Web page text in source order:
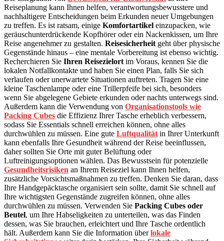
Reiseplanung kann Ihnen helfen, verantwortungsbewusstere und
nachhaltigere Entscheidungen beim Erkunden neuer Umgebungen
zu treffen. Es ist ratsam, einige Komfortartikel einzupacken, wie
geräuschunterdrückende Kopfhörer oder ein Nackenkissen, um Ihre
Reise angenehmer zu gestalten. Reisesicherheit geht über physische
Gegenstände hinaus – eine mentale Vorbereitung ist ebenso wichtig.
Recherchieren Sie Ihren Reisezielort im Voraus, kennen Sie die
lokalen Notfallkontakte und haben Sie einen Plan, falls Sie sich
verlaufen oder unerwartete Situationen auftreten. Tragen Sie eine
kleine Taschenlampe oder eine Trillerpfeife bei sich, besonders
wenn Sie abgelegene Gebiete erkunden oder nachts unterwegs sind.
Außerdem kann die Verwendung von Organisationstools wie
Packing Cubes die Effizienz Ihrer Tasche erheblich verbessern,
sodass Sie Essentials schnell erreichen können, ohne alles
durchwühlen zu müssen. Eine gute Luftqualität in Ihrer Unterkunft
kann ebenfalls Ihre Gesundheit während der Reise beeinflussen,
daher sollten Sie Orte mit guter Belüftung oder
Luftreinigungsoptionen wählen. Das Bewusstsein für potenzielle
Gesundheitsrisiken an Ihrem Reiseziel kann Ihnen helfen,
zusätzliche Vorsichtsmaßnahmen zu treffen. Denken Sie daran, dass
Ihre Handgepäcktasche organisiert sein sollte, damit Sie schnell auf
Ihre wichtigsten Gegenstände zugreifen können, ohne alles
durchwühlen zu müssen. Verwenden Sie Packing Cubes oder
Beutel, um Ihre Habseligkeiten zu unterteilen, was das Finden
dessen, was Sie brauchen, erleichtert und Ihre Tasche ordentlich
hält. Außerdem kann Sie die Information überlokale